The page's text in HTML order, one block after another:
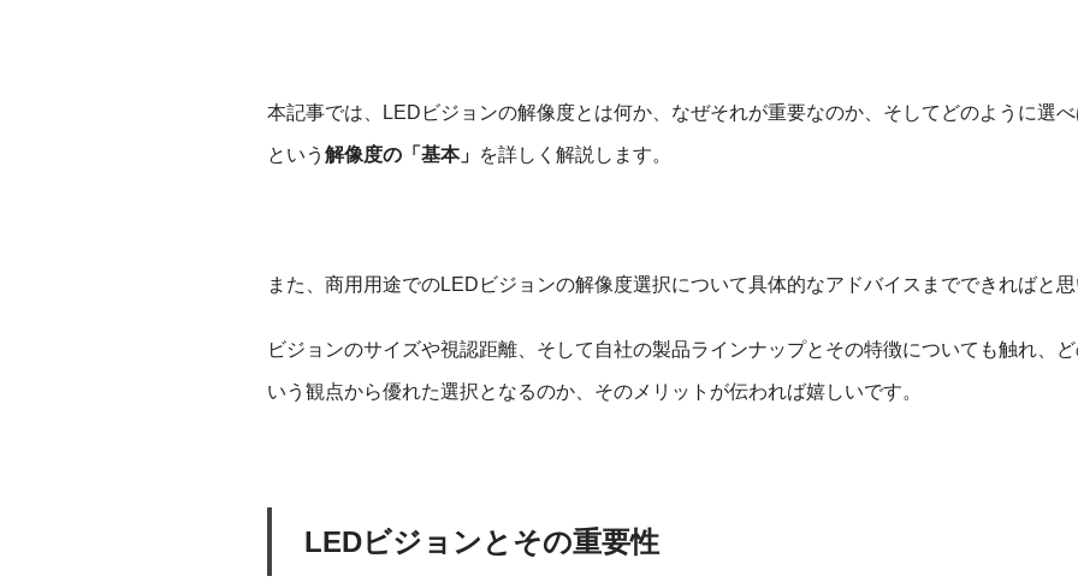
本記事では、LEDビジョンの解像度とは何か、なぜそれが重要なのか、そしてどのように選べ
という 解像度の「基本」 を詳しく解説します。
また、商用用途でのLEDビジョンの解像度選択について具体的なアドバイスまでできればと思
ビジョンのサイズや視認距離、そして自社の製品ラインナップとその特徴についても触れ、
いう観点から優れた選択となるのか、そのメリットが伝われば嬉しいです。
LEDビジョンとその重要性